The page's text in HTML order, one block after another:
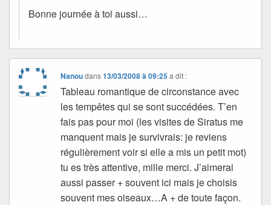
Bonne journée à toi aussi…
Nanoudans13/03/2008 à 09:25 a dit :
Tableau romantique de circonstance avec
les tempêtes qui se sont succédées. T’en
fais pas pour moi (les visites de Siratus me
manquent mais je survivrais: je reviens
régulièrement voir si elle a mis un petit mot)
tu es très attentive, mille merci. J’aimerai
aussi passer + souvent ici mais je choisis
souvent mes oiseaux…A + de toute façon.